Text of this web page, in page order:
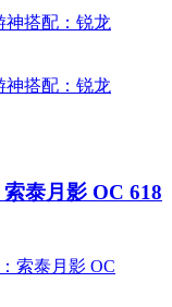
泰月影 OC 618